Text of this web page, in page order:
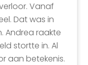
Vanaf
Dat was in
Andrea raakte
stortte in. Al
aan betekenis.